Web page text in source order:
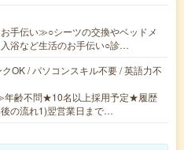
手伝い≫○シーツの交換やベッドメ
浴など生活のお手伝い○診…
OK / パソコンスキル不要 / 英語力不
齢不問★10名以上採用予定★履歴
の流れ1)翌営業日まで…